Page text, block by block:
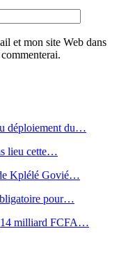
et mon site Web dans
déploiement du…
lieu cette…
Kplélé Govié…
pour…
milliard FCFA…